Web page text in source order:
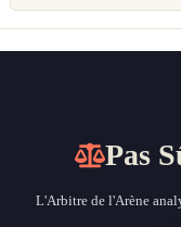
Pas
L'Arbitre de l'Arène